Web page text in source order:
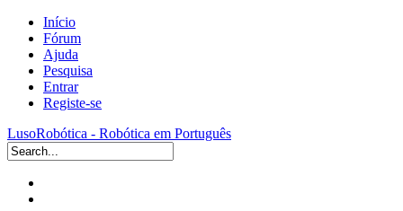
Início
Fórum
Ajuda
Pesquisa
Entrar
Registe-se
LusoRobótica - Robótica em Português